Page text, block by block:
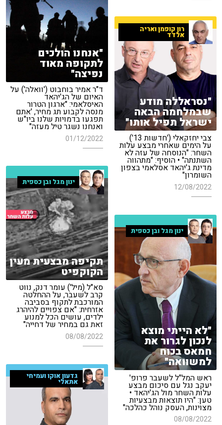
"אנחנו הולכים
לתקופה מאוד
נפיצה"
ד"ר אמיר בוחבוט ('וואלה') על
האיום של הג'יהאד
האיסלאמי: "ארגון הטרור
מנסה לקבוע תג מחיר, 'אתם
תפגעו בדמויות שלנו ביו"ש
ואנחנו נשגר טיל מעזה"
01/12/2022
רון קופמן ואריה
אלדד
"נסראללה מודע
שבמלחמה הבאה
ישראל תפיל אותו"
צבי יחזקאלי ('חדשות 13')
על הימים שאחרי מבצע עלות
השחר: "הנוסחה של עזה לא
השתנתה" • הוסיף: "מתהווה
מדינת ג'יהאד אסלאמי בצפון
השומרון"
12/08/2022 ינון מגל ובן כספית
תקיפה מבצעית מעין
הקוקפיט
סא"ל (מיל') עומר דנק, נווט
קרב לשעבר, על ההחלטה
המורכבת לתקוף בסביבה
אזרחית: "אם צפויים להיהרג
ילדים, עושים הכל למנוע
זאת גם במחיר של דחייה"
08/08/2022
ינון מגל ובן כספית
"לא הייתי מוצא
לנכון לגרור את
חמאס בכוח
למשוואה"
ראש המל"ל לשעבר פרופ'
יעקב נגל עם סיכום מבצע
עלות השחר מול הג'יהאד •
טען: "היו תוצאות מבצעיות
מצוינות, העסק נוהל כהלכה"
08/08/2022
גדעון אוקו ועמיחי
אתאלי